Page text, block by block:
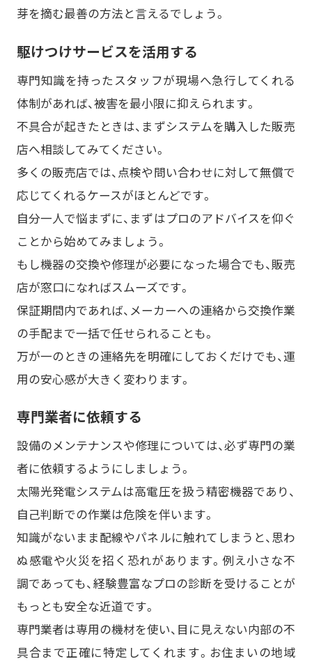
芽を摘む最善の方法と言えるでしょう。
駆けつけサービスを活用する
専門知識を持ったスタッフが現場へ急行してくれる
体制があれば、被害を最小限に抑えられます。
不具合が起きたときは、まずシステムを購入した販売
店へ相談してみてください。
多くの販売店では、点検や問い合わせに対して無償で
応じてくれるケースがほとんどです。
自分一人で悩まずに、まずはプロのアドバイスを仰ぐ
ことから始めてみましょう。
もし機器の交換や修理が必要になった場合でも、販売
店が窓口になればスムーズです。
保証期間内であれば、メーカーへの連絡から交換作業
の手配まで一括で任せられることも。
万が一のときの連絡先を明確にしておくだけでも、運
用の安心感が大きく変わります。
専門業者に依頼する
設備のメンテナンスや修理については、必ず専門の業
者に依頼するようにしましょう。
太陽光発電システムは高電圧を扱う精密機器であり、
自己判断での作業は危険を伴います。
知識がないまま配線やパネルに触れてしまうと、思わ
ぬ感電や火災を招く恐れがあります。例え小さな不
調であっても、経験豊富なプロの診断を受けることが
もっとも安全な近道です。
専門業者は専用の機材を使い、目に見えない内部の不
具合まで正確に特定してくれます。お住まいの地域